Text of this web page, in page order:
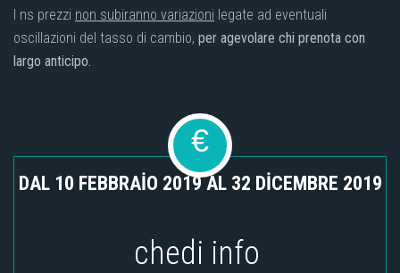
I ns prezzi non subiranno variazioni legate ad eventuali
oscillazioni del tasso di cambio, per agevolare chi prenota con
largo anticipo.
€
DAL 10 FEBBRAİO 2019 AL 32 DİCEMBRE 2019
chedi info